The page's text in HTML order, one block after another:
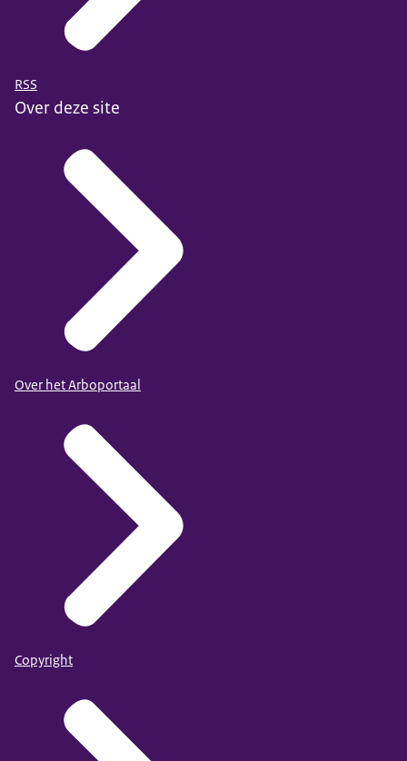
RSS
Over deze site
Over het Arboportaal
Copyright